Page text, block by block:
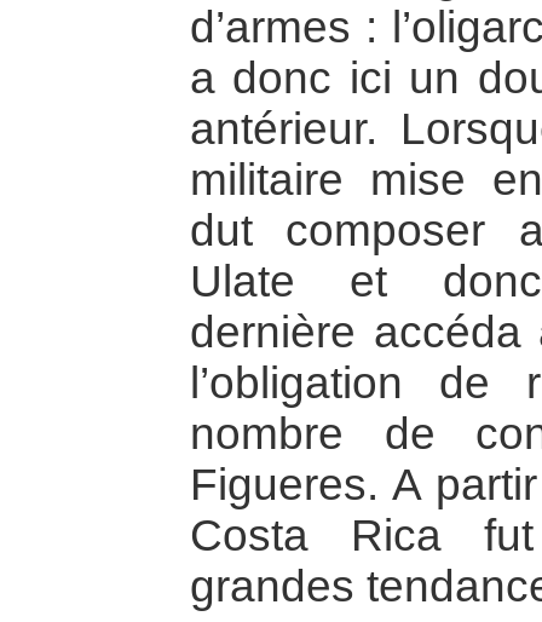
d’armes :
a donc ici un
antérieur.
militaire mise
dut composer
Ulate et donc
dernière
l’obligation de
nombre de
Figueres. A
Costa Rica
grandes